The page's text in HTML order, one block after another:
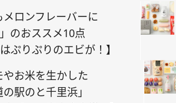
ロンフレーバーに
」のおススメ10点
ぷりぷりのエビが！】
お米を生かした
駅のと千里浜」